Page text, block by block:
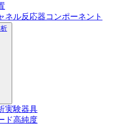
ネル反応器コンポーネント
実験器具
ド高純度